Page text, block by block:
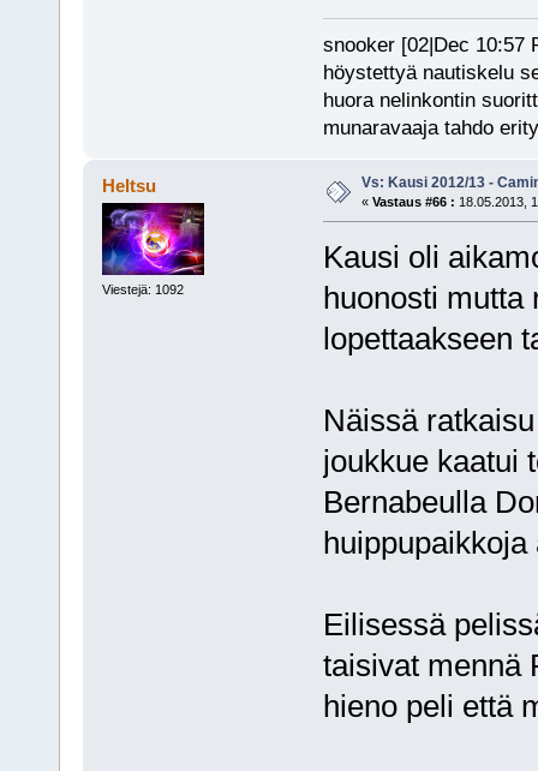
snooker [02|Dec 10:57
höystettyä nautiskelu
huora nelinkontin
munaravaaja tahdo
Heltsu
Viestejä: 1092
Vs: Kausi 2012/13 -
« Vastaus #66 : 18.05.2013,
Kausi oli
huonosti mutta
lopettaakseen
Näissä
joukkue kaatui
Bernabeulla
Eilisessä
taisivat mennä
hieno peli että